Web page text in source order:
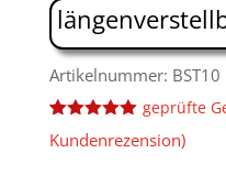
Artikelnummer: BST10
Bewertet
mit5.00
2
geprüfte
Kundenrezension)